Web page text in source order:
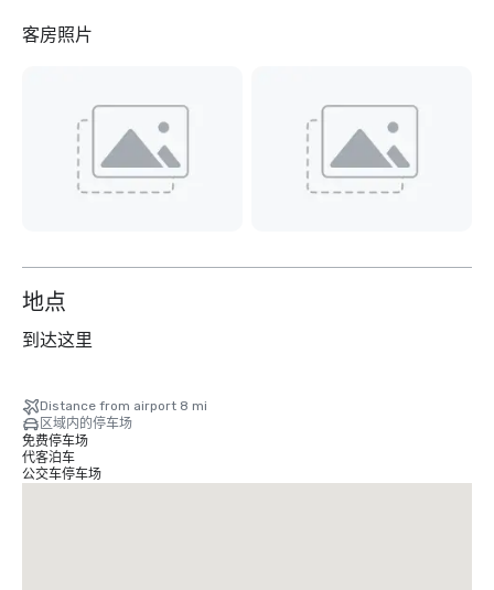
客房照片
地点
到达这里
Distance from airport 8 mi
区域内的停车场
免费停车场
代客泊车
公交车停车场